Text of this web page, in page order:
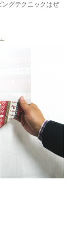
グテクニックはぜ